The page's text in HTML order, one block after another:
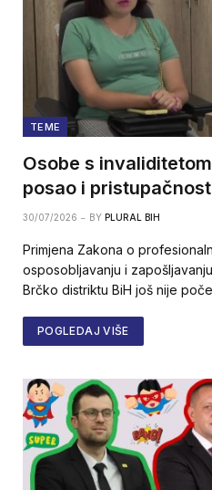
TEME
Osobe s
posao i pristupačnost
30/07/2026 BY PLURAL BIH
Primjena Zakona o
osposobljavanju i
Brčko distriktu BiH još nije
POGLEDAJ VIŠE